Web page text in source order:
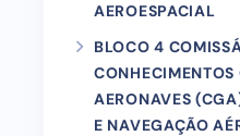
AEROESPACIAL
BLOCO 4
CONHECIMENTOS
AERONAVES
E NAVEGAÇÃO